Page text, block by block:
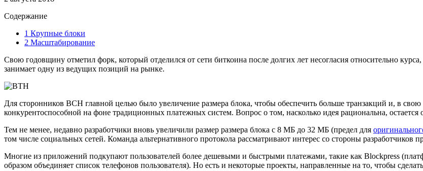
Содержание
1 Крупные блоки
2 Масштабирование
Свою годовщину отметил форк, который отделился от сети биткоина после долгих лет несогласия относительно
занимает одну из ведущих позиций на рынке.
Для сторонников BCH главной целью было увеличение размера блока, чтобы обеспечить больше транзакций и, в
конкурентоспособной на фоне традиционных платежных систем. Вопрос о том, насколько идея рациональна, остается
Тем не менее, недавно разработчики вновь увеличили размер размера блока с 8 МБ до 32 МБ (предел для
том числе социальных сетей. Команда альтернативного протокола рассматривают интерес со стороны разработчиков
Многие из приложений подкупают пользователей более дешевыми и быстрыми платежами, такие как Blockpress
образом объединяет список телефонов пользователя). Но есть и некоторые проекты, направленные на то, чтобы